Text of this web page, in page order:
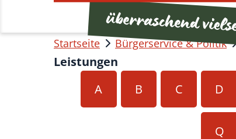
Startseite Bürgerservice & Politik
Leistungen
A
B C D
Q